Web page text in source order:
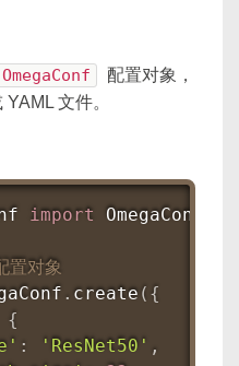
OmegaConf
配置对象，
文件。
import OmegaConf
置对象
. create ( {
{
: 'ResNet50' ,